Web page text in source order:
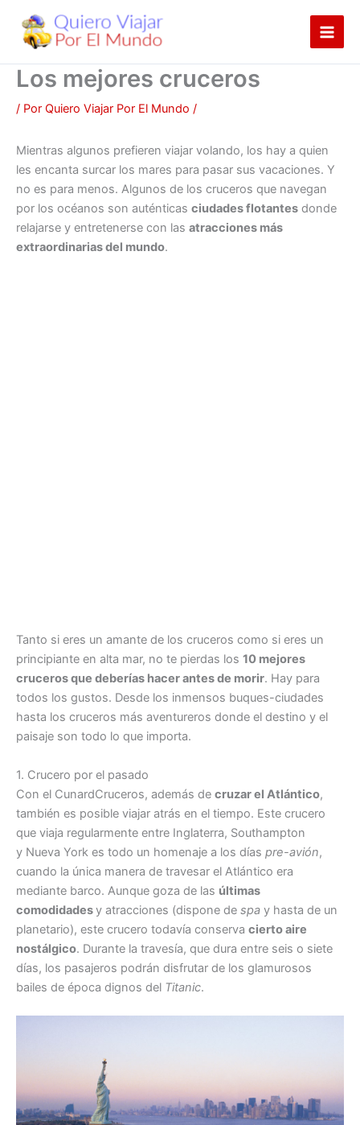
contenido
Los mejores cruceros
/ Por Quiero Viajar Por El Mundo /
Mientras algunos prefieren viajar volando, los hay a quien
les encanta surcar los mares para pasar sus vacaciones. Y
no es para menos. Algunos de los cruceros que navegan
por los océanos son auténticas ciudades flotantes donde
relajarse y entretenerse con las atracciones más
extraordinarias del mundo.
Tanto si eres un amante de los cruceros como si eres un
principiante en alta mar, no te pierdas los 10 mejores
cruceros que deberías hacer antes de morir. Hay para
todos los gustos. Desde los inmensos buques-ciudades
hasta los cruceros más aventureros donde el destino y el
paisaje son todo lo que importa.
1. Crucero por el pasado
Con el CunardCruceros, además de cruzar el Atlántico,
también es posible viajar atrás en el tiempo. Este crucero
que viaja regularmente entre Inglaterra, Southampton
y Nueva York es todo un homenaje a los días pre-avión,
cuando la única manera de travesar el Atlántico era
mediante barco. Aunque goza de las últimas
comodidadesy atracciones (dispone de spa y hasta de un
planetario), este crucero todavía conserva cierto aire
nostálgico. Durante la travesía, que dura entre seis o siete
días, los pasajeros podrán disfrutar de los glamurosos
bailes de época dignos del Titanic.